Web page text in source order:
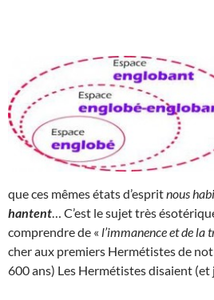
que ces mêmes états d’espritnous
hantent … C’est le sujet très
comprendre de « l’immanence et de la
cher aux premiers Hermétistes de
600 ans) Les Hermétistes disaient (et